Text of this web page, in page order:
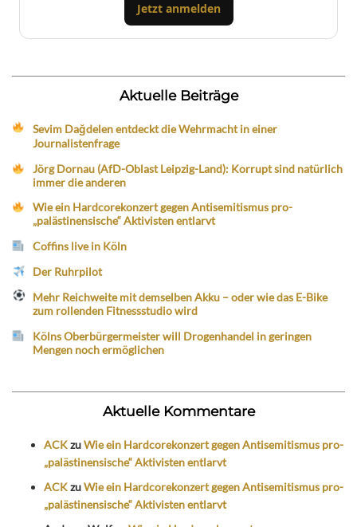
Jetzt anmelden
Aktuelle Beiträge
Sevim Dağdelen entdeckt die Wehrmacht in einer
Journalistenfrage
Jörg Dornau (AfD-Oblast Leipzig-Land): Korrupt sind natürlich
immer die anderen
Wie ein Hardcorekonzert gegen Antisemitismus pro-
„palästinensische“ Aktivisten entlarvt
Coffins live in Köln
Der Ruhrpilot
Mehr Reichweite mit demselben Akku – oder wie das E-Bike
zum rollenden Fitnessstudio wird
Kölns Oberbürgermeister will Drogenhandel in geringen
Mengen noch ermöglichen
Aktuelle Kommentare
ACKzuWie ein Hardcorekonzert gegen Antisemitismus pro-
„palästinensische“ Aktivisten entlarvt
ACKzuWie ein Hardcorekonzert gegen Antisemitismus pro-
„palästinensische“ Aktivisten entlarvt